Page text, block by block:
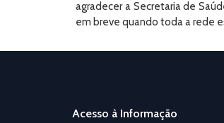
agradecer a Secretaria de
em breve quando toda a rede
Acesso à Informação